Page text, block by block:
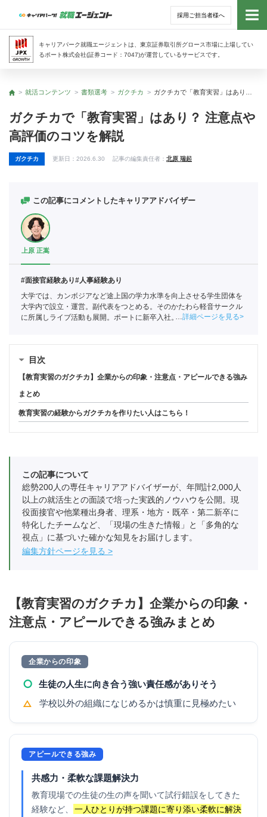
採用ご担当者様へ
キャリアパーク就職エージェントは、東京証券取引所グロース市場に上場してい
るポート株式会社(証券コード：7047)が運営しているサービスです。
トッ
トップ
就活コンテンツ 書類選考 ガクチカ
ガクチカで「教育実習」はあり？ 注意点や
高評価のコツを解説
ガクチカ 更新日： 2026.6.30 記事の編集責任者： 北原 瑞起
この記事にコメントしたキャリアアドバイザー
上原 正嵩
#面接官経験あり#人事経験あり
大学では、カンボジアなど途上国の学力水準を向上させる学生団体を
大学内で設立・運営。副代表をつとめる。そのかたわら軽音サークル
に所属しライブ活動も展開。ポートに新卒入社。全国民営職業紹介事
詳細ページを見る
目次
【教育実習のガクチカ】企業からの印象・注意点・アピールできる強み
まとめ
教育実習の経験からガクチカを作りたい人はこちら！
この記事について
総勢200人の専任キャリアアドバイザーが、年間計2,000人
以上の就活生との面談で培った実践的ノウハウを公開。現
役面接官や他業種出身者、理系・地方・既卒・第二新卒に
特化したチームなど、「現場の生きた情報」と「多角的な
視点」に基づいた確かな知見をお届けします。
編集方針ページを見る
【教育実習のガクチカ】企業からの印象・
注意点・アピールできる強みまとめ
企業からの印象
○ 生徒の人生に向き合う強い責任感がありそう
△
学校以外の組織になじめるかは慎重に見極めたい
アピールできる強み
共感力・柔軟な課題解決力
教育現場での生徒の生の声を聞いて試行錯誤をしてきた
経験など、
一人ひとりが持つ課題に寄り添い柔軟に解決